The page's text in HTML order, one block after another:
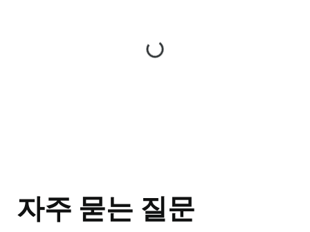
자주 묻는 질문